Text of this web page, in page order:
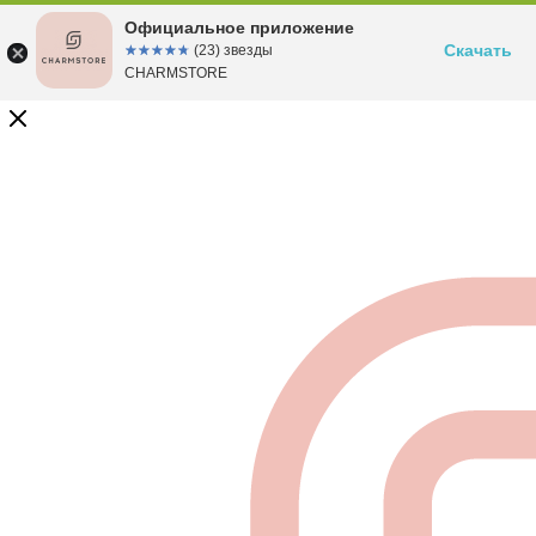
Официальное приложение
☆☆☆☆☆
★★★★★ (23) звезды
CHARMSTORE
Скачать